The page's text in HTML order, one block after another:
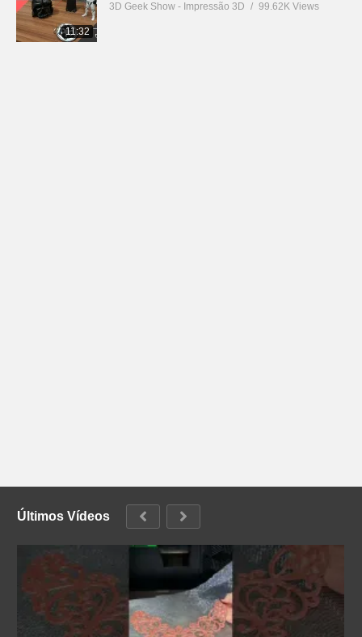
11:32
3D Geek Show - Impressão 3D 99.62K Views
Últimos Vídeos